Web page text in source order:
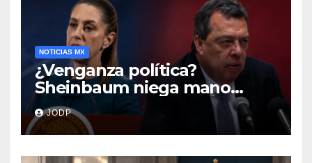
NOTICIAS MX
¿Venganza política?
Sheinbaum niega mano
negra en captura de Ángel
Aguirre
JODP